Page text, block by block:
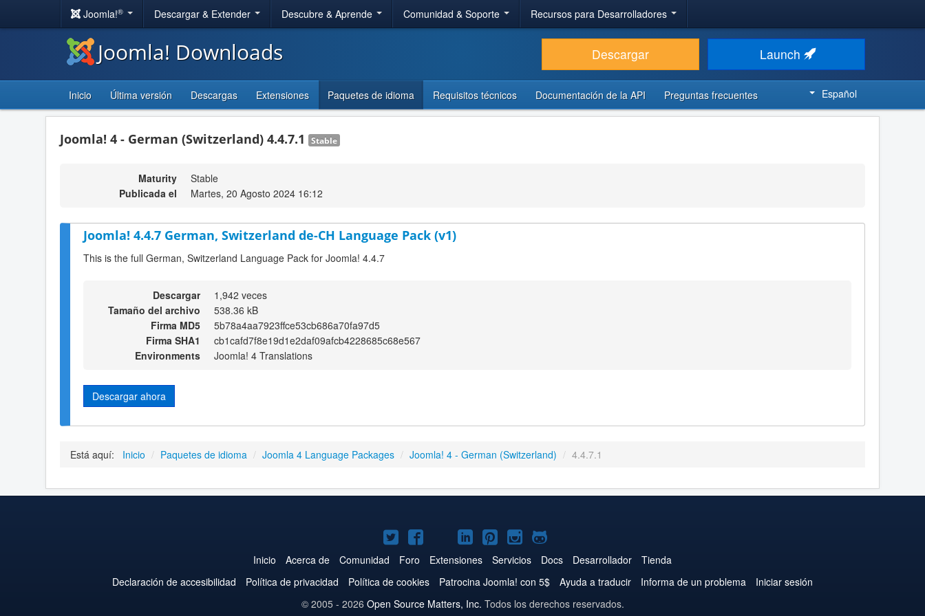
Joomla!® Descargar & Extender Descubre & Aprende Comunidad & Soporte Recursos para Desarrolladores
Joomla! Downloads Descargar Launch
Inicio Última versión Descargas Extensiones Paquetes de idioma Requisitos técnicos Documentación de la API Preguntas frecuentes Español
Joomla! 4 - German (Switzerland) 4.4.7.1 Stable
Maturity
Stable
Publicada el
Martes, 20 Agosto 2024 16:12
Joomla! 4.4.7 German, Switzerland de-CH Language Pack (v1)
This is the full German, Switzerland Language Pack for Joomla! 4.4.7
Descargar
1,942 veces
Tamaño del archivo
538.36 kB
Firma MD5
5b78a4aa7923ffce53cb686a70fa97d5
Firma SHA1
cb1cafd7f8e19d1e2daf09afcb4228685c68e567
Environments
Joomla! 4 Translations
Descargar ahora
Está aquí: Inicio / Paquetes de idioma / Joomla 4 Language Packages / Joomla! 4 - German (Switzerland) / 4.4.7.1
Joomla!
en
Twitter
Joomla!
en
Facebook
Joomla!
en
YouTube
Joomla!
en
LinkedIn
Joomla!
en
Pinterest
Joomla!
en
Instagram
Joomla!
en
GitHub
Inicio Acerca de Comunidad Foro Extensiones Servicios Docs Desarrollador
Tienda
Declaración de accesibilidad
Política de privacidad Política de cookies Patrocina Joomla! con 5$ Ayuda a traducir Informa de un problema
Iniciar sesión
© 2005 - 2026 Open Source Matters, Inc. Todos los derechos reservados.